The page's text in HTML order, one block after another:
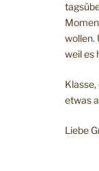
wollen.
weil es
etwas
Liebe